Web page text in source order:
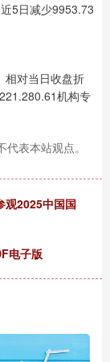
5日减少9953.73
相对当日收盘折
机构专
表本站观点。
观2025中国国
电子版